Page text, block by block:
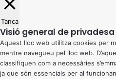
Tanca
Visió general de privadesa
Aquest lloc web utilitza cookies per
mentre navegueu pel lloc web.
classifiquen com a necessàries
ja que són essencials per al